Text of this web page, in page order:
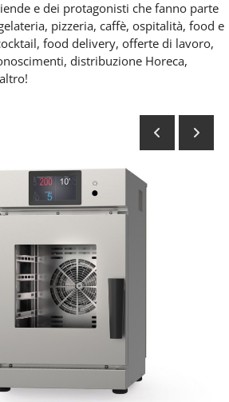
e dei protagonisti che fanno parte
pizzeria, caffè, ospitalità, food e
food delivery, offerte di lavoro,
distribuzione Horeca,